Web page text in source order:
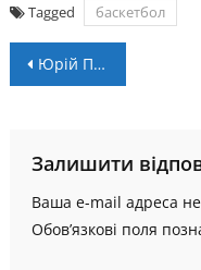
Tagged баскетбол
Навігація
Юрій Процюк: “Дівчата зробили все можливе, кожна з них виклалась на максимум”
Залишити
Ваша e-mail адреса
Обов’язкові поля